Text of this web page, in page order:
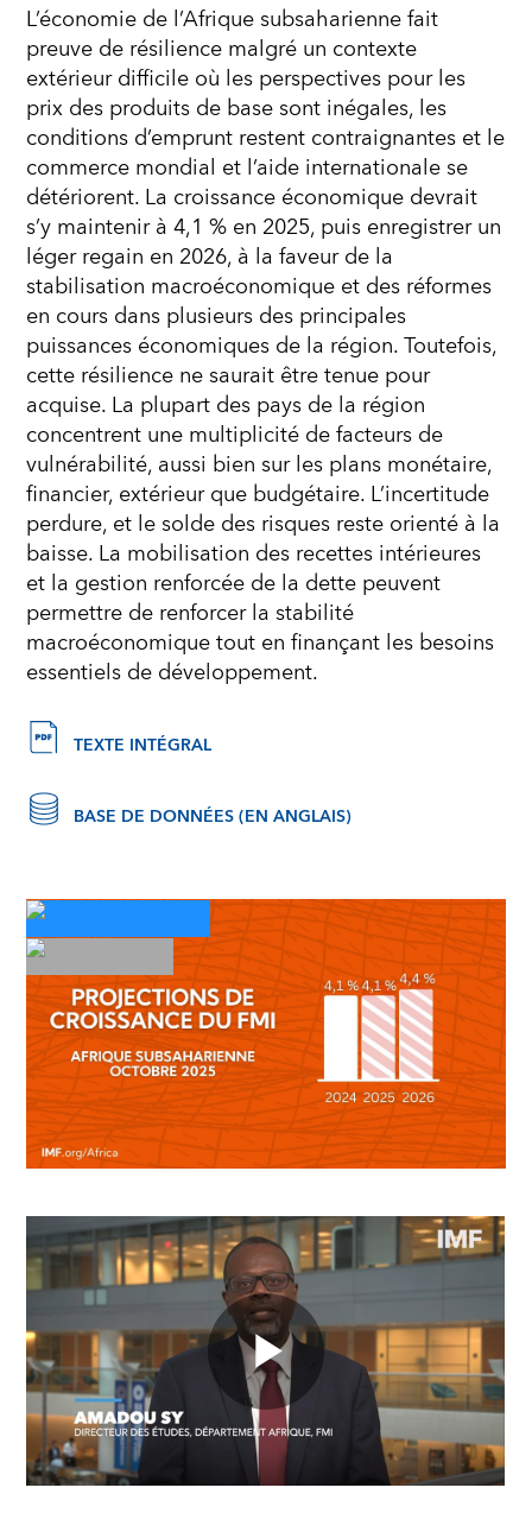
L’économie de l’Afrique subsaharienne fait
preuve de résilience malgré un contexte
extérieur difficile où les perspectives pour les
prix des produits de base sont inégales, les
conditions d’emprunt restent contraignantes et le
commerce mondial et l’aide internationale se
détériorent. La croissance économique devrait
s’y maintenir à 4,1 % en 2025, puis enregistrer un
léger regain en 2026, à la faveur de la
stabilisation macroéconomique et des réformes
en cours dans plusieurs des principales
puissances économiques de la région. Toutefois,
cette résilience ne saurait être tenue pour
acquise. La plupart des pays de la région
concentrent une multiplicité de facteurs de
vulnérabilité, aussi bien sur les plans monétaire,
financier, extérieur que budgétaire. L’incertitude
perdure, et le solde des risques reste orienté à la
baisse. La mobilisation des recettes intérieures
et la gestion renforcée de la dette peuvent
permettre de renforcer la stabilité
macroéconomique tout en finançant les besoins
essentiels de développement.
TEXTE INTÉGRAL
BASE DE DONNÉES (EN ANGLAIS)